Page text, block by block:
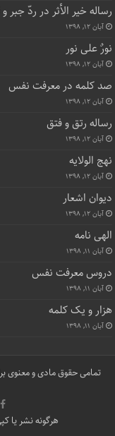
رساله خیر الأثر در ردّ جبر
آبان ۱۲, ۱۳۹۸
نورٌ علی نور
آبان ۱۲, ۱۳۹۸
صد کلمه در معرفت نفس
آبان ۱۲, ۱۳۹۸
رساله رتق و فتق
آبان ۱۲, ۱۳۹۸
نهج الولایه
آبان ۱۲, ۱۳۹۸
دیوان اشعار
آبان ۱۲, ۱۳۹۸
الهی نامه
آبان ۱۱, ۱۳۹۸
دروس معرفت نفس
آبان ۱۱, ۱۳۹۸
هزار و یک کلمه
آبان ۱۱, ۱۳۹۸
تمامی حقوق مادی و
هرگونه نشر یا